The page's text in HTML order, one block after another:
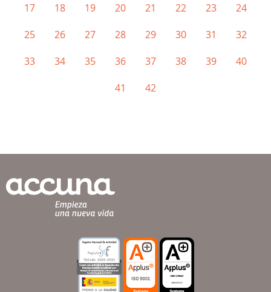
17
18 19 20 21 22 23
24
25
26 27 28 29 30 31
32
33
34 35 36 37 38 39
40
41
42